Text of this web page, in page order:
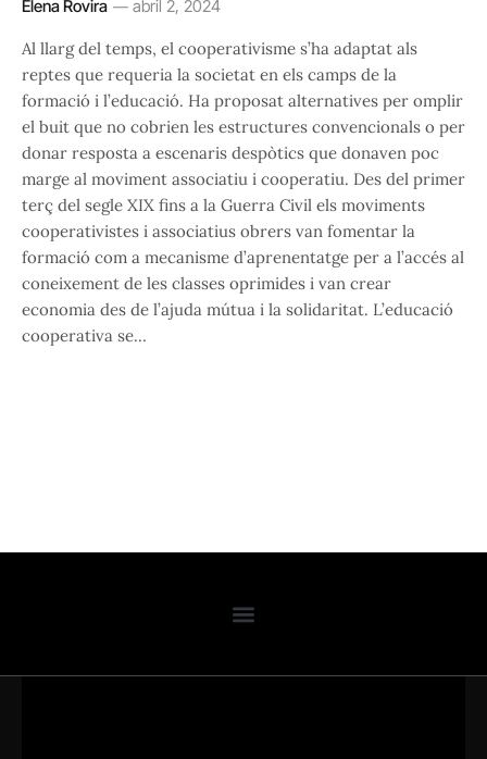
Elena Rovira abril 2, 2024
Al llarg del temps, el cooperativisme s’ha adaptat als
reptes que requeria la societat en els camps de la
formació i l’educació. Ha proposat alternatives per omplir
el buit que no cobrien les estructures convencionals o per
donar resposta a escenaris despòtics que donaven poc
marge al moviment associatiu i cooperatiu. Des del primer
terç del segle XIX fins a la Guerra Civil els moviments
cooperativistes i associatius obrers van fomentar la
formació com a mecanisme d’aprenentatge per a l’accés al
coneixement de les classes oprimides i van crear
economia des de l’ajuda mútua i la solidaritat. L’educació
cooperativa se…